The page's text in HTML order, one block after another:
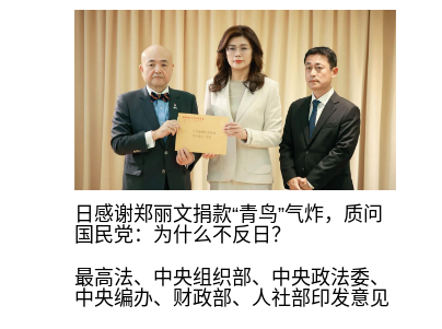
日感谢郑丽文捐款“青鸟”气炸，质问
国民党：为什么不反日？
最高法、中央组织部、中央政法委、
中央编办、财政部、人社部印发意见